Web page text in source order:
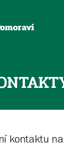
kontaktu